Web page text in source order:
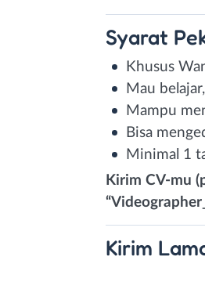
Syarat
Khusus
Mau
Mampu
Bisa
Minimal 1
Kirim CV-mu
Kirim